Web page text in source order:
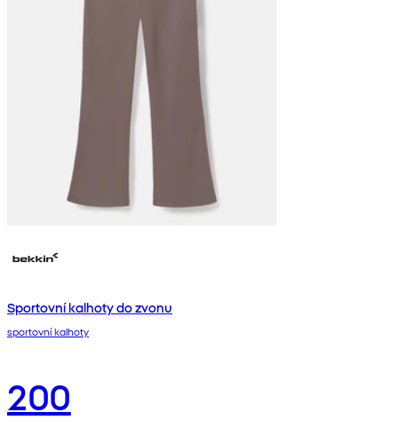
Sportovní kalhoty do zvonu
sportovní kalhoty
200